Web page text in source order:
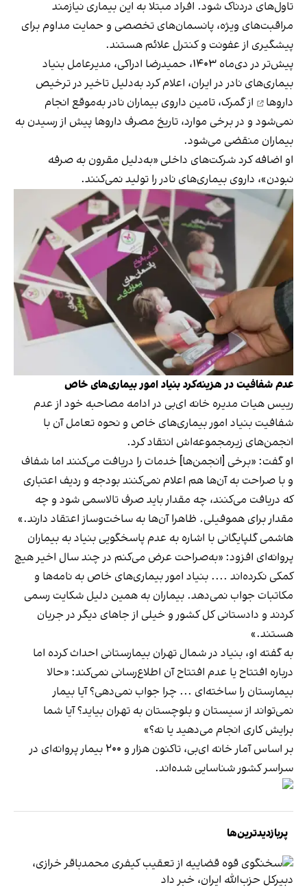
تاول‌های دردناک شود. افراد مبتلا به این بیماری نیازمند
مراقبت‌های ویژه، پانسمان‌های تخصصی و حمایت مداوم برای
پیشگیری از عفونت و کنترل علائم هستند.
پیش‌تر در دی‌ماه ۱۴۰۳، حمیدرضا ادراکی، مدیرعامل بنیاد
بیماری‌های نادر در ایران، اعلام کرد به‌دلیل تاخیر در ترخیص
داروها
از گمرک، تامین داروی بیماران نادر به‌موقع انجام
نمی‌شود و در برخی موارد، تاریخ مصرف داروها پیش از رسیدن به
بیماران منقضی می‌شود.
او اضافه کرد شرکت‌های داخلی «به‌دلیل مقرون به صرفه
نبودن»، داروی بیماری‌های نادر را تولید نمی‌کنند.
عدم شفافیت در هزینه‌کرد بنیاد امور بیماری‌های خاص
رییس هیات مدیره خانه ای‌بی در ادامه مصاحبه خود از عدم
شفافیت بنیاد امور بیماری‌های خاص و نحوه تعامل آن با
انجمن‌های زیرمجموعه‌اش انتقاد کرد.
او گفت: «برخی [انجمن‌ها] خدمات را دریافت می‌کنند اما شفاف
و با صراحت به آن‌ها هم اعلام نمی‌کنند بودجه و ردیف اعتباری
که دریافت می‌کنند، چه مقدار باید صرف تالاسمی شود و چه
مقدار برای هموفیلی. ظاهرا آن‌ها به ساخت‌و‌ساز اعتقاد دارند.»
هاشمی گلپایگانی با اشاره به عدم پاسخگویی بنیاد به بیماران
پروانه‌ای افزود: «به‌صراحت عرض می‌کنم در چند سال اخیر هیچ
کمکی نکرده‌اند .... بنیاد امور بیماری‌های خاص به نامه‌ها و
مکاتبات جواب نمی‌دهد. بیماران به همین دلیل شکایت رسمی
کردند و دادستانی کل کشور و خیلی از جاهای دیگر در جریان
هستند.»
به گفته او، بنیاد در شمال تهران بیمارستانی احداث کرده اما
درباره افتتاح یا عدم افتتاح آن اطلاع‌رسانی نمی‌کند: «حالا
بیمارستان را ساخته‌ای ... چرا جواب نمی‌دهی؟ آیا بیمار
نمی‌تواند از سیستان و بلوچستان به تهران بیاید؟ آیا شما
برایش کاری انجام می‌دهید یا نه؟»
بر اساس آمار خانه ای‌بی، تاکنون ‌هزار و ۲۰۰ بیمار پروانه‌ای در
سراسر کشور شناسایی شده‌اند.
پربازدیدترین‌ها